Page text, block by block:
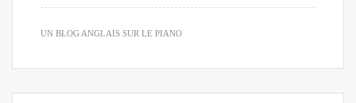
UN BLOG ANGLAIS SUR LE PIANO